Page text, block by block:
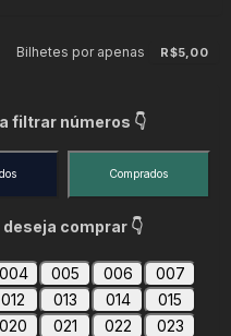
Bilhetes por apenas R$5,00
filtrar números 👇
Comprados
comprar 👇
004 005 006
007
012 013 014
015
020 021 022
023